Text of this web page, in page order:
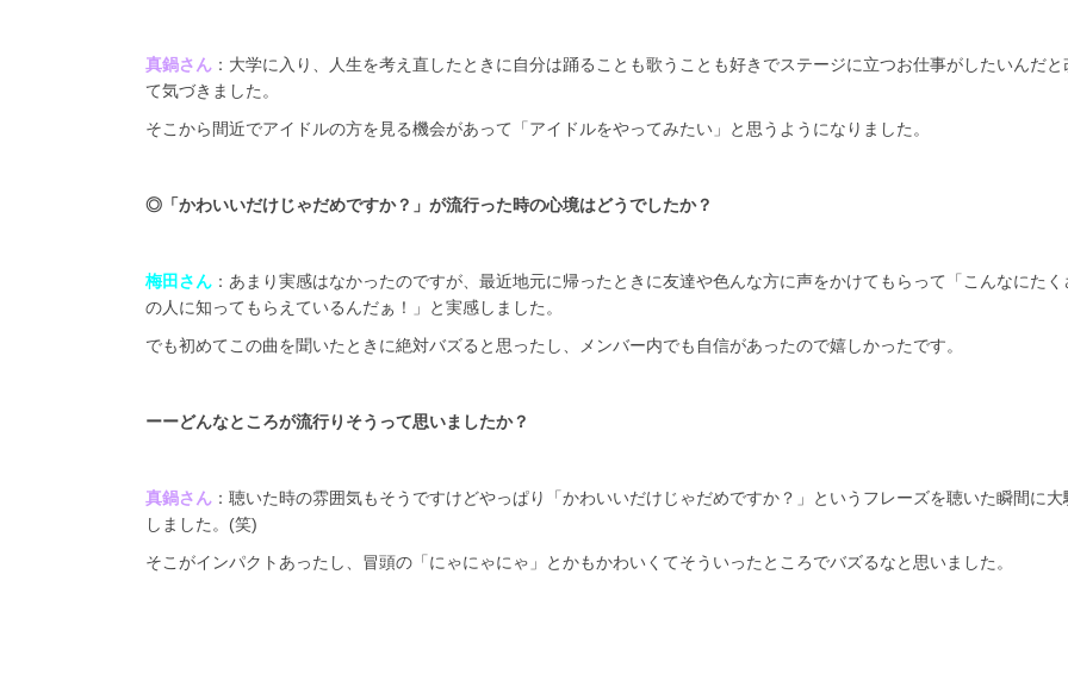
真鍋さん ：大学に入り、人生を考え直したときに自分は踊ることも歌うことも好きでステージに立つお仕事がしたいんだと
て気づきました。
そこから間近でアイドルの方を見る機会があって「アイドルをやってみたい」と思うようになりました。
◎ 「かわいいだけじゃだめですか？」が流行った時の心境はどうでしたか？
梅田さん ：あまり実感はなかったのですが、最近地元に帰ったときに友達や色んな方に声をかけてもらって「こんなにたく
の人に知ってもらえているんだぁ！」と実感しました。
でも初めてこの曲を聞いたときに絶対バズると思ったし、メンバー内でも自信があったので嬉しかったです。
ーーどんなところが流行りそうって思いましたか？
真鍋さん ：聴いた時の雰囲気もそうですけどやっぱり「かわいいだけじゃだめですか？」というフレーズを聴いた瞬間に大
しました。(笑)
そこがインパクトあったし、冒頭の「にゃにゃにゃ」とかもかわいくてそういったところでバズるなと思いました。